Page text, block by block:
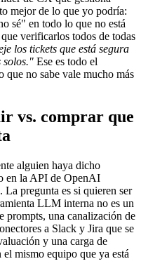
mejor de lo que yo podría:
sé" en todo lo que no está
verificarlos todos de todas
los tickets que está segura
solos." Ese es todo el
no sabe vale mucho más
vs. comprar que
alguien haya dicho
en la API de OpenAI
pregunta es si quieren ser
LLM interna no es un
prompts, una canalización de
a Slack y Jira que se
y una carga de
mismo equipo que ya está